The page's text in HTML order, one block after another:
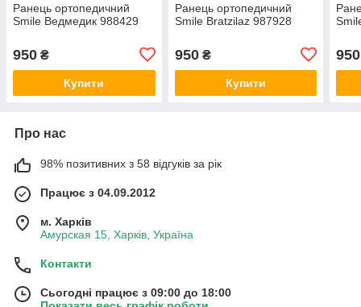
Ранець ортопедичний
Smile Ведмедик 988429
950 ₴
Купити
Ранець ортопедичний
Smile Bratzilaz 987928
950₴
Купити
950
Про нас
98% позитивних з 58 відгуків за рік
Працює з 04.09.2012
м. Харків
Амурская 15, Харків, Україна
Контакти
Сьогодні працює з 09:00 до 18:00